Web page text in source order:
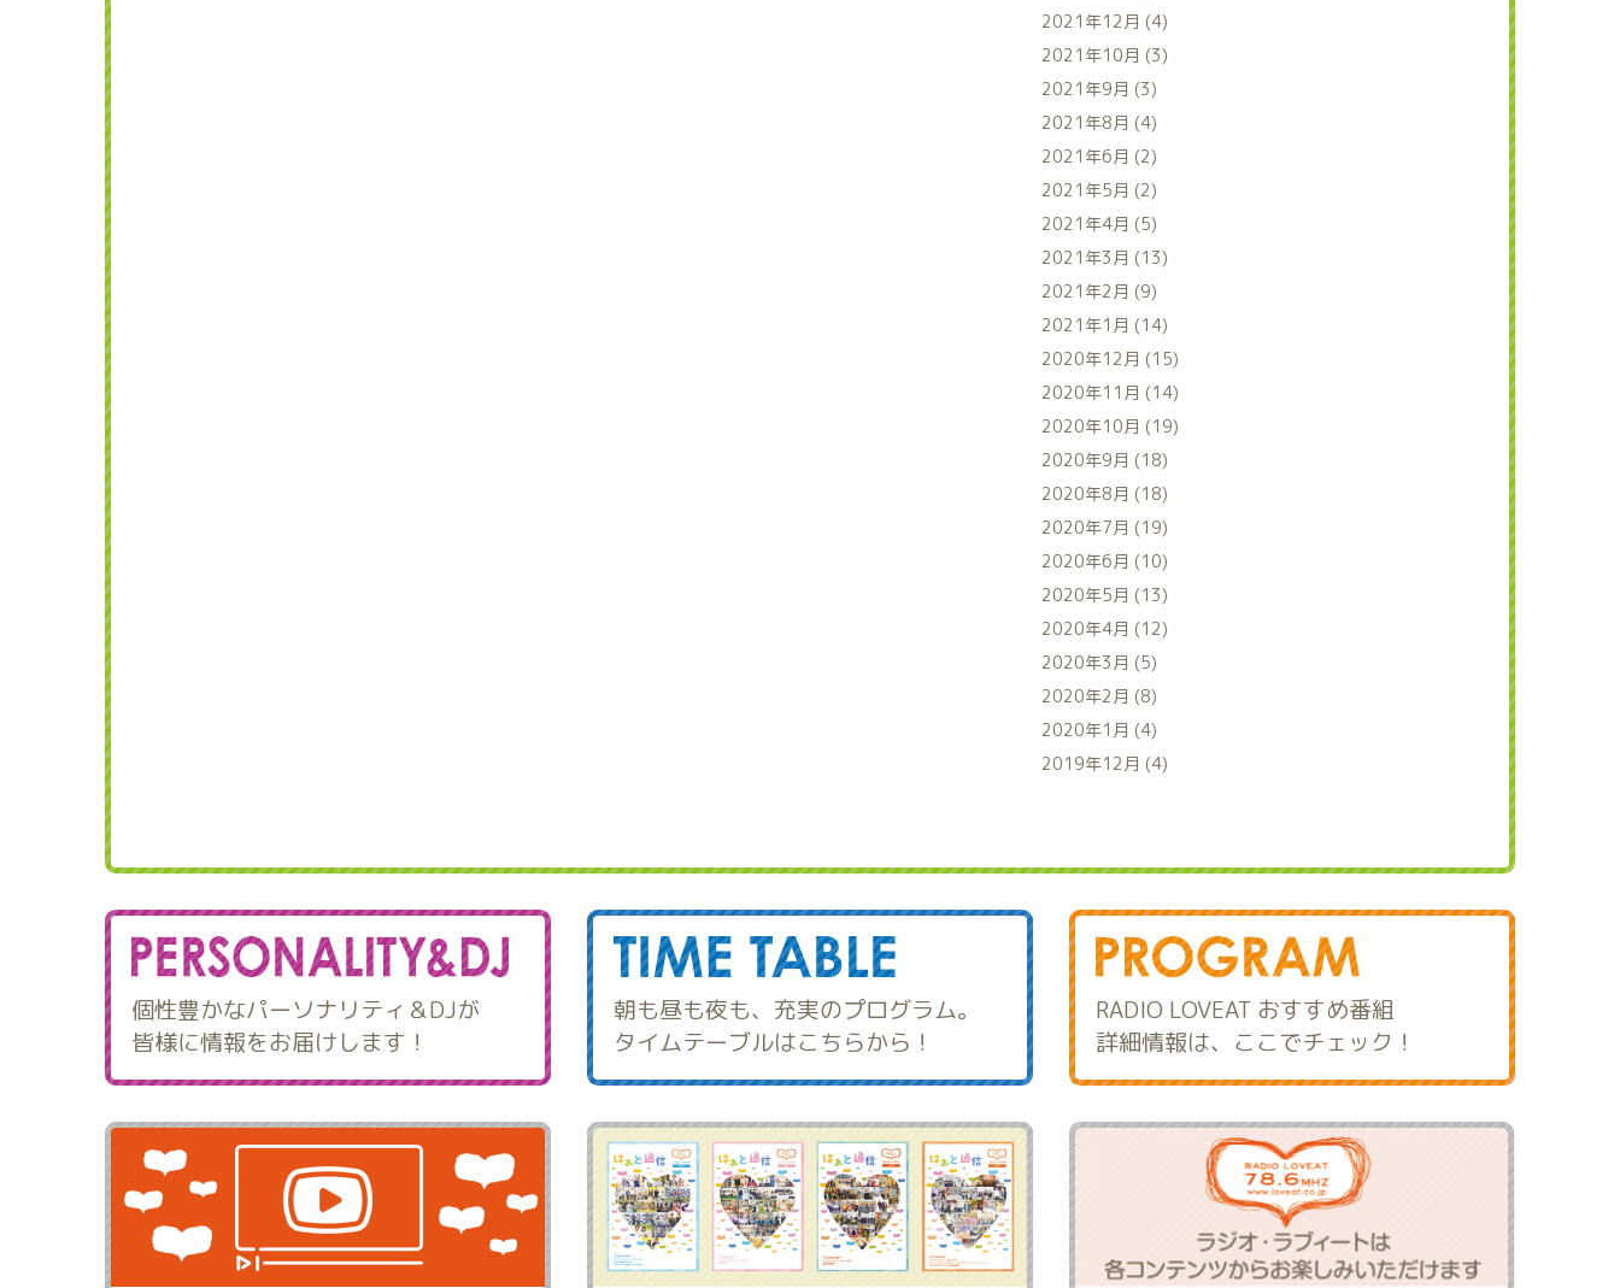
2021年12月 (4)
2021年10月 (3)
2021年9月 (3)
2021年8月 (4)
2021年6月 (2)
2021年5月 (2)
2021年4月 (5)
2021年3月 (13)
2021年2月 (9)
2021年1月 (14)
2020年12月 (15)
2020年11月 (14)
2020年10月 (19)
2020年9月 (18)
2020年8月 (18)
2020年7月 (19)
2020年6月 (10)
2020年5月 (13)
2020年4月 (12)
2020年3月 (5)
2020年2月 (8)
2020年1月 (4)
2019年12月 (4)
個性豊かなパーソナリティ＆DJが
皆様に情報をお届けします！
朝も昼も夜も、充実のプログラム。
タイムテーブルはこちらから！
RADIO LOVEAT おすすめ番組
詳細情報は、ここでチェック！